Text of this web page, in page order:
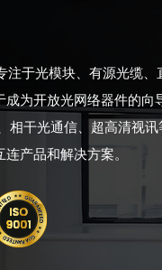
注于光模块、有源光缆
成为开放光网络器件的向
相干光通信、超高清视
产品和解决方案。